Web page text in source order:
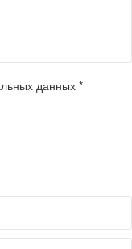
данных *